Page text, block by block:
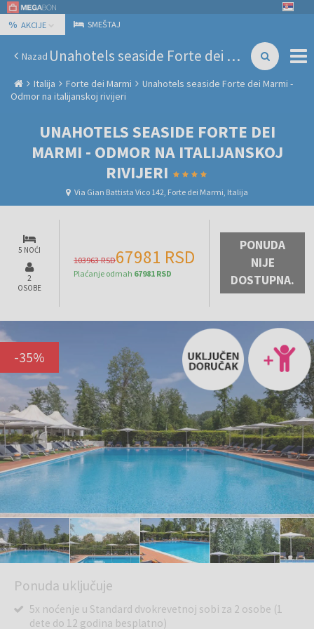
% AKCIJE SMEŠTAJ
Nazad Unahotels seaside Forte dei Marmi - Odmor na italijanskoj rivijeri
Italija Forte dei Marmi
Unahotels seaside Forte dei Marmi -
Odmor na italijanskoj rivijeri
UNAHOTELS SEASIDE FORTE DEI
MARMI - ODMOR NA ITALIJANSKOJ
RIVIJERI
Via Gian Battista Vico 142, Forte dei Marmi, Italija
5 NOĆI
2
OSOBE
103963 RSD67981 RSD
Plaćanje odmah 67981 RSD
PONUDA
NIJE
DOSTUPNA.
-35%
Ponuda uključuje
5x noćenje u Standard dvokrevetnoj sobi za 2 osobe (1
dete do 12 godina besplatno)